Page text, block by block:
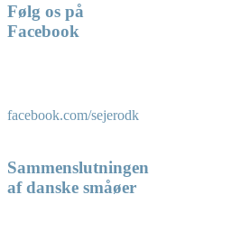
Følg os på
Facebook
facebook.com/sejerodk
Sammenslutningen
af danske småøer